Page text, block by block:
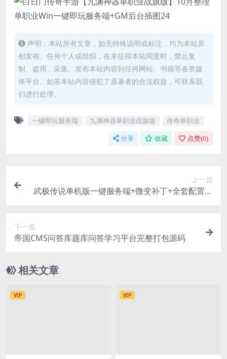
声明：本站所有文章，如无特殊说明或标注，均为本站原
创发布。任何个人或组织，在未征得本站同意时，禁止复
制、盗用、采集、发布本站内容到任何网站、书籍等各类媒
体平台。如若本站内容侵犯了原著者的合法权益，可联系我
们进行处理。
一键即玩服务端 九渊神器单职业战旗版 传奇单职业
分享 收藏 点赞(0)
上一篇
武极传说单机版一键服务端+微变补丁+全套配置工
下一篇
帝国CMS问答库题库问答学习平台完整打包源码
相关文章
VIP VIP